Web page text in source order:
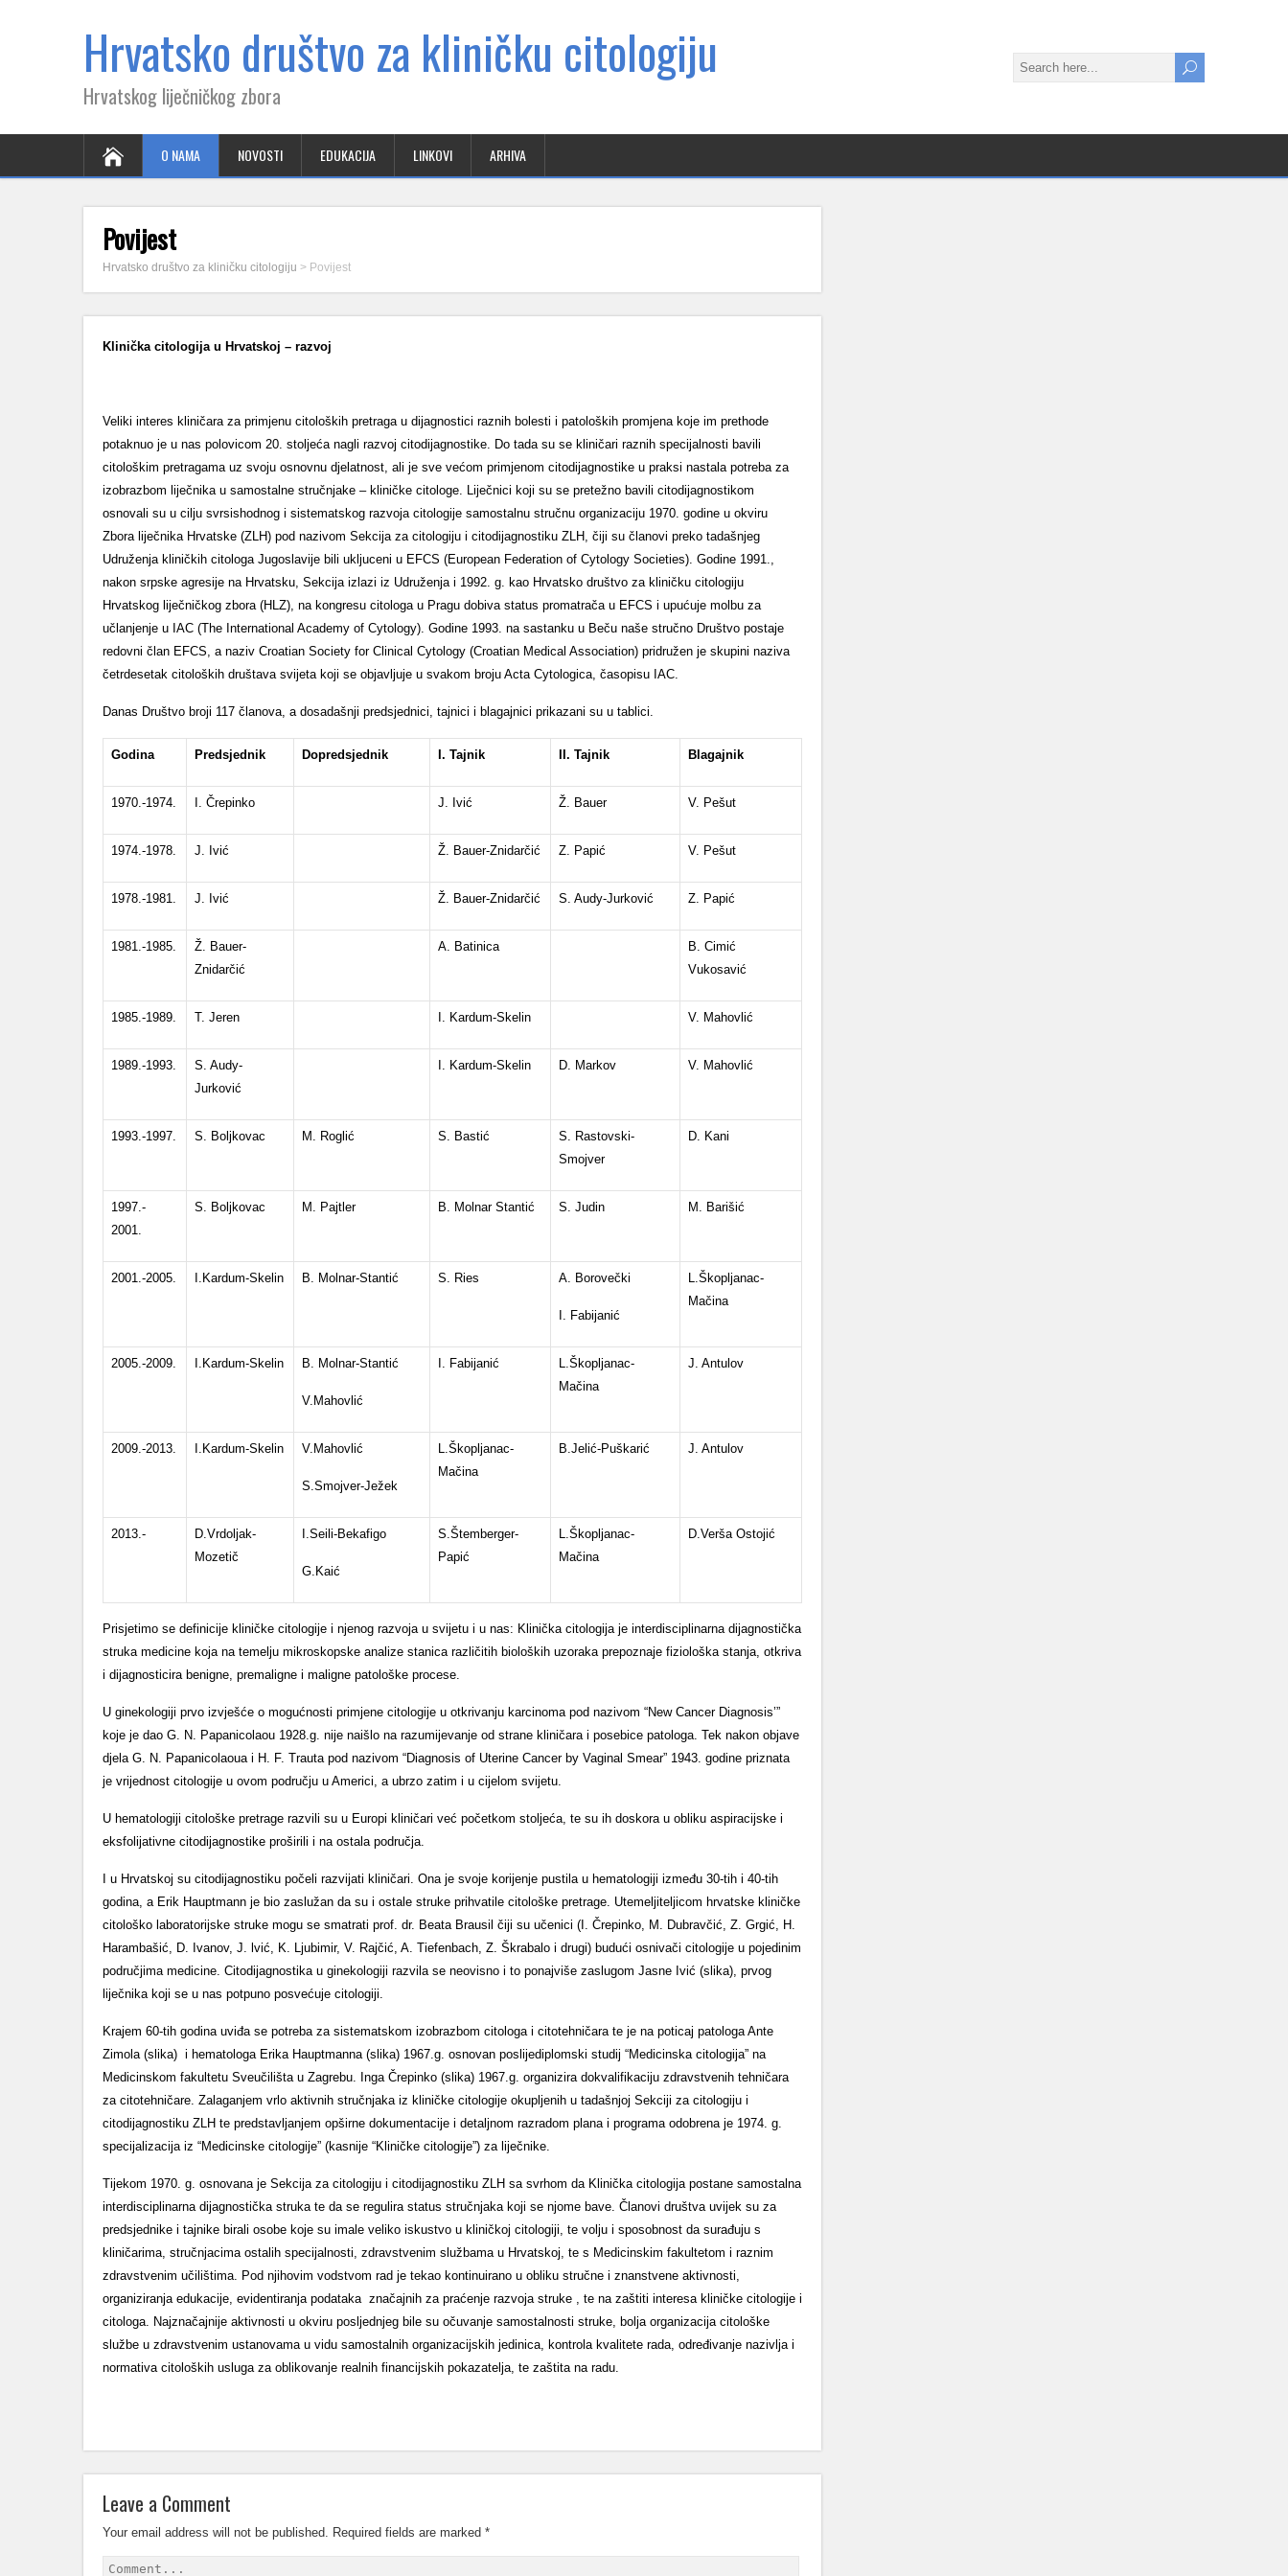
Hrvatsko društvo za kliničku citologiju
Hrvatskog liječničkog zbora
O NAMA NOVOSTI EDUKACIJA LINKOVI ARHIVA
Povijest
Hrvatsko društvo za kliničku citologiju > Povijest
Klinička citologija u Hrvatskoj – razvoj
Veliki interes kliničara za primjenu citoloških pretraga u dijagnostici raznih bolesti i patoloških promjena koje im prethode
potaknuo je u nas polovicom 20. stoljeća nagli razvoj citodijagnostike. Do tada su se kliničari raznih speci­jalnosti bavili
citološkim pretragama uz svoju osnovnu djelatnost, ali je sve većom primjenom citodijagnostike u praksi nastala potreba za
izobrazbom liječnika u samostalne stručnjake – kliničke citologe. Liječnici koji su se pretežno bavili citodijagnostikom
osnovali su u cilju svrsishodnog i siste­matskog razvoja citologije samostalnu stručnu organizaciju 1970. godine u okviru
Zbora liječnika Hrvatske (ZLH) pod nazivom Sekcija za citologiju i citodijagnostiku ZLH, čiji su članovi preko tadašnjeg
Udruženja kliničkih citologa Jugoslavije bili ukljuceni u EFCS (European Federation of Cytology Societies). Godine 1991.,
nakon srpske agresije na Hrvatsku, Sekcija izlazi iz Udruženja i 1992. g. kao Hrvatsko društvo za kliničku citologiju
Hrvatskog liječničkog zbora (HLZ), na kongresu citologa u Pragu dobiva status proma­trača u EFCS i upućuje molbu za
učlanjenje u IAC (The International Academy of Cytology). Godine 1993. na sastanku u Beču naše stručno Društvo postaje
redovni član EFCS, a naziv Croatian Society for Clinical Cytology (Croatian Medical Association) pridružen je skupini naziva
četrde­setak citoloških društava svijeta koji se objavljuje u svakom broju Acta Cytologica, časopisu IAC.
Danas Društvo broji 117 članova, a dosadašnji predsjednici, tajnici i blagaj­nici prikazani su u tablici.
Godina Predsjednik Dopredsjednik I. Tajnik II. Tajnik Blagajnik
1970.-1974. I. Črepinko J. Ivić Ž. Bauer V. Pešut
1974.-1978. J. Ivić Ž. Bauer-Znidarčić Z. Papić V. Pešut
1978.-1981. J. Ivić Ž. Bauer-Znidarčić S. Audy-Jurković Z. Papić
1981.-1985.
Ž. Bauer-
Znidarčić
A. Batinica
B. Cimić
Vukosavić
1985.-1989. T. Jeren I. Kardum-Skelin V. Mahovlić
1989.-1993.
S. Audy-
Jurković
I. Kardum-Skelin D. Markov V. Mahovlić
1993.-1997. S. Boljkovac M. Roglić S. Bastić
S. Rastovski-
Smojver
D. Kani
1997.-
2001.
S. Boljkovac M. Pajtler B. Molnar Stantić S. Judin M. Barišić
2001.-2005. I.Kardum-Skelin B. Molnar-Stantić S. Ries A. Borovečki
I. Fabijanić
L.Škopljanac-
Mačina
2005.-2009. I.Kardum-Skelin B. Molnar-Stantić
V.Mahovlić
I. Fabijanić
L.Škopljanac-
Mačina
J. Antulov
2009.-2013. I.Kardum-Skelin V.Mahovlić
S.Smojver-Ježek
L.Škopljanac-
Mačina
B.Jelić-Puškarić J. Antulov
2013.-
D.Vrdoljak-
Mozetič
I.Seili-Bekafigo
G.Kaić
S.Štemberger-
Papić
L.Škopljanac-
Mačina
D.Verša Ostojić
Prisjetimo se definicije kliničke citologije i njenog razvoja u svijetu i u nas: Klinička citologija je interdisciplinarna dijagnostička
struka medicine koja na temelju mikroskopske analize stanica različitih bioloških uzoraka prepozna­je fiziološka stanja, otkriva
i dijagnosticira benigne, premaligne i maligne patološke procese.
U ginekologiji prvo izvješće o mogućnosti primjene citologije u otkrivanju karcinoma pod nazivom “New Cancer Diagnosis’”
koje je dao G. N. Papanicolaou 1928.g. nije naišlo na razumijevanje od strane kliničara i pose­bice patologa. Tek nakon objave
djela G. N. Papanicolaoua i H. F. Trauta pod nazivom “Diagnosis of Uterine Cancer by Vaginal Smear” 1943. godine priz­nata
je vrijednost citologije u ovom području u Americi, a ubrzo zatim i u cijelom svijetu.
U hematologiji citološke pretrage razvili su u Europi kliničari već početkom stoljeća, te su ih doskora u obliku aspiracijske i
eksfolijativne citodijagnostike proširili i na ostala područja.
I u Hrvatskoj su citodijagnostiku počeli razvijati kliničari. Ona je svoje kori­jenje pustila u hematologiji između 30-tih i 40-tih
godina, a Erik Hauptmann je bio zaslužan da su i ostale struke prihvatile citološke pretrage. Utemeljiteljicom hrvatske kliničke
citološko laboratorijske struke mogu se smatrati prof. dr. Beata Brausil čiji su učenici (I. Črepinko, M. Dubravčić, Z. Grgić, H.
Harambašić, D. Ivanov, J. lvić, K. Ljubimir, V. Rajčić, A. Tiefenbach, Z. Škrabalo i drugi) budući osnivači citologije u pojedinim
područjima medicine. Citodijagnostika u ginekologiji razvila se neovisno i to ponajviše zaslugom Jasne Ivić (slika), prvog
liječnika koji se u nas potpuno posvećuje citologiji.
Krajem 60-tih godina uviđa se potreba za sistematskom izobrazbom citologa i citotehničara te je na poticaj patologa Ante
Zimola (slika) i hematologa Erika Hauptmanna (slika) 1967.g. osnovan poslijediplomski studij “Medicinska citologija” na
Medicinskom fakultetu Sveučilišta u Zagrebu. Inga Črepinko (slika) 1967.g. organizira dokvalifikaciju zdravstvenih tehničara
za citotehničare. Zalaganjem vrlo aktivnih stručnjaka iz kliničke citologije okupljenih u tadašnjoj Sekciji za citologiju i
citodijagnostiku ZLH te predstavljanjem opširne dokumentacije i detaljnom razradom plana i programa odobrena je 1974. g.
specijalizacija iz “Medicinske citologije” (kasnije “Kliničke citologije”) za liječnike.
Tijekom 1970. g. osnovana je Sekcija za citologiju i citodijagnostiku ZLH sa svrhom da Klinička citologija postane samostalna
interdisciplinarna dijagnostička struka te da se regulira status stručnjaka koji se njome bave. Članovi društva uvijek su za
predsjednike i tajnike birali osobe koje su imale veliko iskustvo u kliničkoj citologiji, te volju i sposobnost da surađuju s
kliničarima, stručnjacima ostalih specijalnosti, zdravstvenim službama u Hrvatskoj, te s Medicinskim fakultetom i raznim
zdravstvenim učilištima. Pod njihovim vodstvom rad je tekao kontinuirano u obliku stručne i znanstvene aktivnosti,
organiziranja edukacije, evidentiranja podataka značajnih za praćenje razvoja struke , te na zaštiti interesa kliničke citologije i
citologa. Najznačajnije aktivnosti u okviru posljednjeg bile su očuvanje samostalnosti struke, bolja organizacija citološke
službe u zdravstvenim ustanovama u vidu samostalnih organizacijskih jedinica, kontrola kvalitete rada, određivanje nazivlja i
normativa citoloških usluga za oblikovanje realnih financijskih pokazatelja, te zaštita na radu.
Leave a Comment
Your email address will not be published. Required fields are marked *